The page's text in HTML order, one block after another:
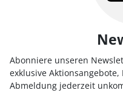
Abonniere unseren
exklusive
Abmeldung jederzeit